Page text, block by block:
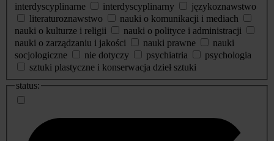
interdyscyplinarne
interdyscyplinarny
językoznawstwo
literaturoznawstwo
nauki o komunikacji i mediach
nauki o kulturze i religii
nauki o polityce i administracji
nauki o zarządzaniu i jakości
nauki prawne
nauki
socjologiczne
nie dotyczy psychiatria
psychologia
sztuki plastyczne i konserwacja dzieł sztuki
status: